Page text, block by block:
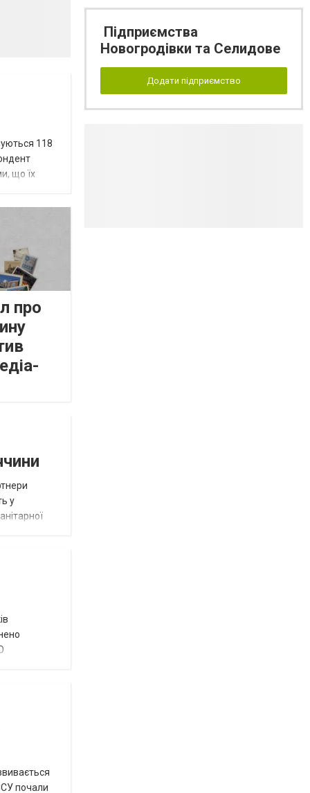
118
що їх
про
у
почали
Підприємства
Новогродівки та Селидове
Додати підприємство